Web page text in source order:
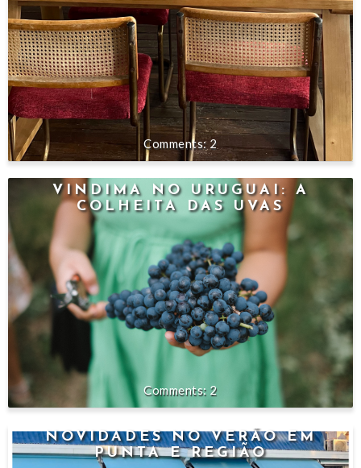
2
VINDIMA NO URUGUAI: A
COLHEITA DAS UVAS
2
NOVIDADES NO VERÃO EM
PUNTA E REGIÃO